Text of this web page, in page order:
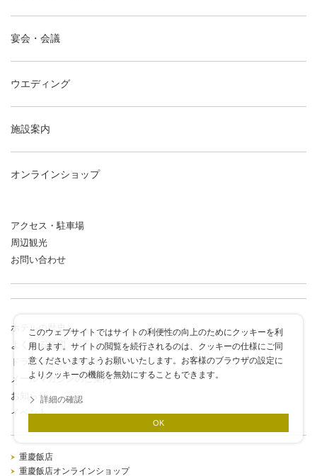
このウェブサイトではサイトの利便性の向上のためにクッキーを利
用します。サイトの閲覧を続行されるのは、クッキーの仕様にご同
意くださいますようお願いいたします。お客様のブラウザの設定に
よりクッキーの機能を無効にすることもできます。
詳細の確認
OK
宴会・会議
ウエディング
施設案内
オンラインショップ
アクセス・駐車場
周辺観光
お問い合わせ
ホテルの歴史
よくある質問
ドラゴンポイントカード
メールマガジンのご案内
お知らせ
イベント
重慶飯店
重慶飯店オンラインショップ